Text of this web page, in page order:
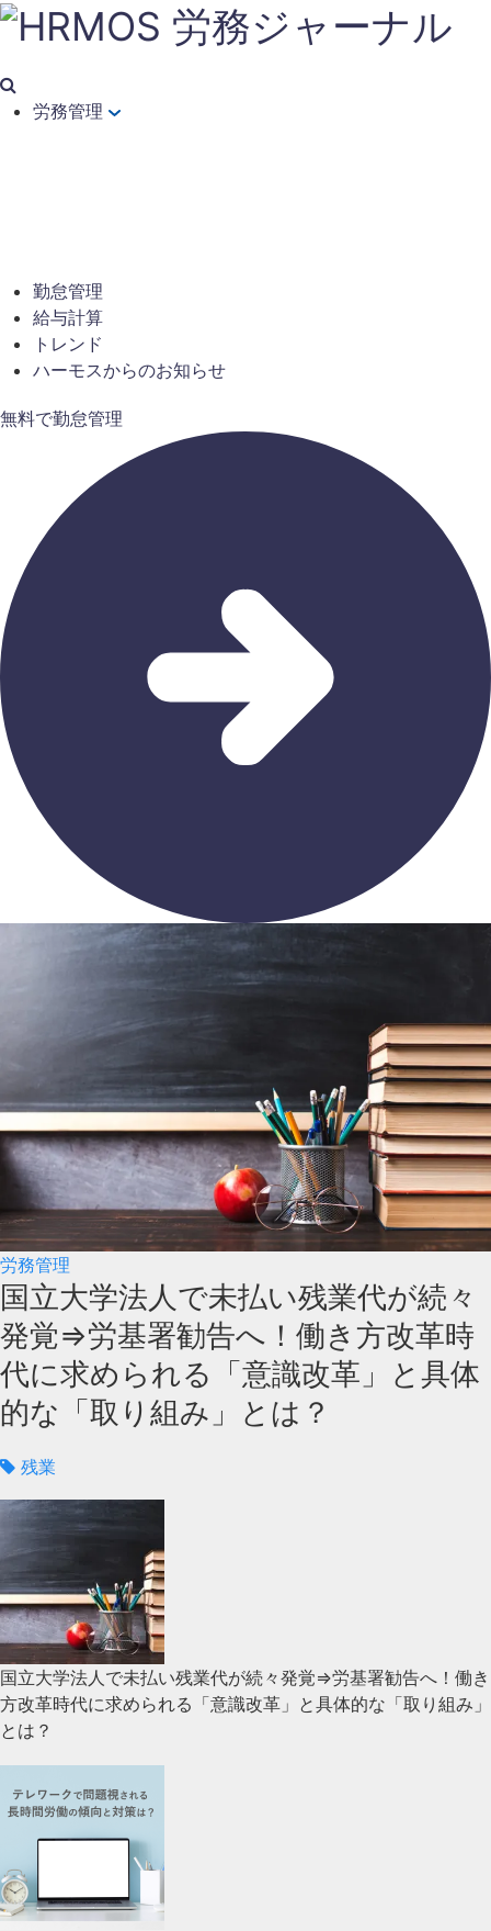
労務管理
勤怠管理
給与計算
トレンド
ハーモスからのお知らせ
無料で勤怠管理
労務管理
国立大学法人で未払い残業代が続々
発覚⇒労基署勧告へ！働き方改革時
代に求められる「意識改革」と具体
的な「取り組み」とは？
残業
国立大学法人で未払い残業代が続々発覚⇒労基署勧告へ！働き
方改革時代に求められる「意識改革」と具体的な「取り組み」
とは？